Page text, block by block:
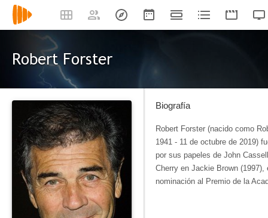
Robert Forster
Biografía
Robert Forster (nacido como
1941 - 11 de octubre de 2019)
por sus papeles de John
Cherry en Jackie Brown
nominación al Premio de la